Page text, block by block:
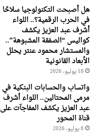
هل أصبحت التكنولوجيا سلاحًا
في الحرب الرقمية؟.. اللواء
أشرف عبد العزيز يكشف
كواليس “الصفقة المشبوهة”..
والمستشار محمود عنتر يحلل
الأبعاد القانونية
18 يوليو، 2026
واتساب والحسابات البنكية في
مرمى المحتالين.. اللواء أشرف
عبد العزيز يكشف المفاجآت على
قناة المحور
8 يوليو، 2026